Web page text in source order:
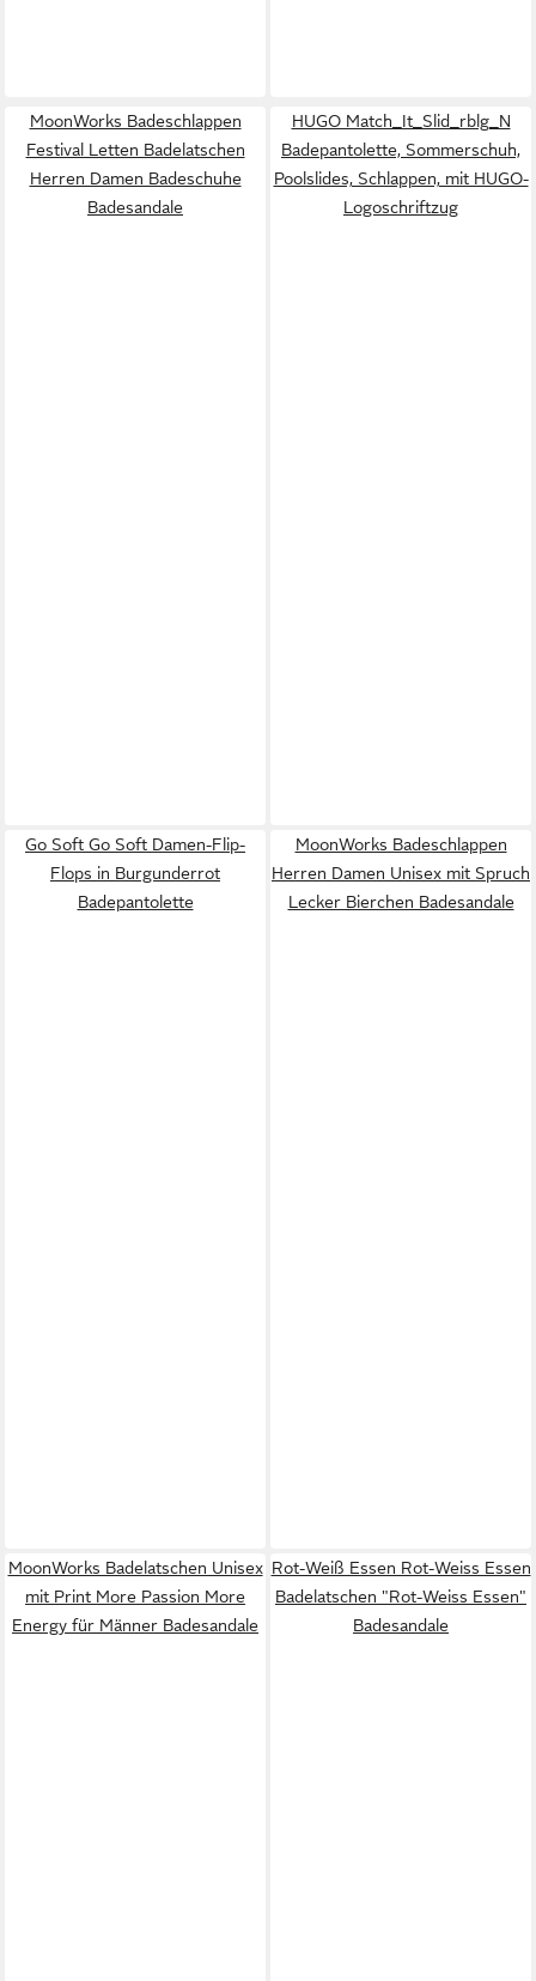
MoonWorks Badeschlappen
Festival Letten Badelatschen
Herren Damen Badeschuhe
Badesandale
HUGO Match_It_Slid_rblg_N
Badepantolette, Sommerschuh,
Poolslides, Schlappen, mit HUGO-
Logoschriftzug
Go Soft Go Soft Damen-Flip-
Flops in Burgunderrot
Badepantolette
MoonWorks Badeschlappen
Herren Damen Unisex mit Spruch
Lecker Bierchen Badesandale
MoonWorks Badelatschen Unisex
mit Print More Passion More
Energy für Männer Badesandale
Rot-Weiß Essen Rot-Weiss Essen
Badelatschen "Rot-Weiss Essen"
Badesandale